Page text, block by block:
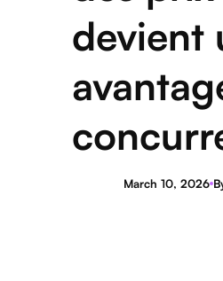
devient
March 10, 2026